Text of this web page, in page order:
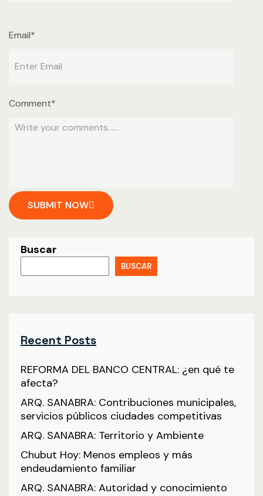
Buscar
BUSCAR
Recent Posts
REFORMA DEL BANCO CENTRAL: ¿en qué te
afecta?
ARQ. SANABRA: Contribuciones municipales,
servicios públicos ciudades competitivas
ARQ. SANABRA: Territorio y Ambiente
Chubut Hoy: Menos empleos y más
endeudamiento familiar
ARQ. SANABRA: Autoridad y conocimiento
Comment*
Email*
SUBMIT NOW